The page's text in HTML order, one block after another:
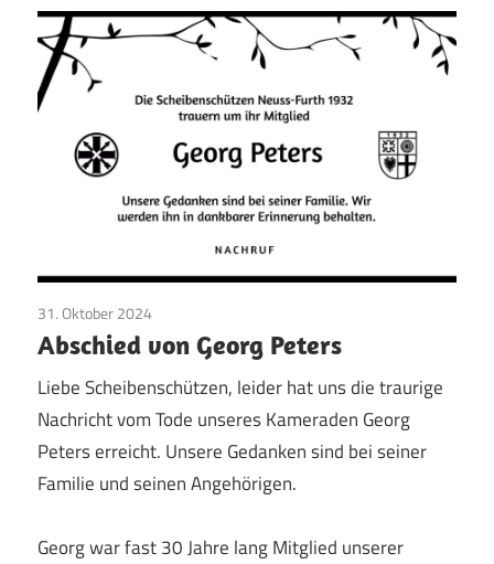
31. Oktober 2024
Abschied von Georg Peters
Liebe Scheibenschützen, leider hat uns die traurige
Nachricht vom Tode unseres Kameraden Georg
Peters erreicht. Unsere Gedanken sind bei seiner
Familie und seinen Angehörigen.
Georg war fast 30 Jahre lang Mitglied unserer